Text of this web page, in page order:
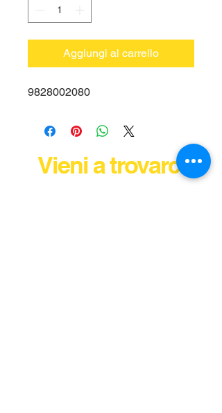
Aggiungi al carrello
9828002080
Vieni a trovarci